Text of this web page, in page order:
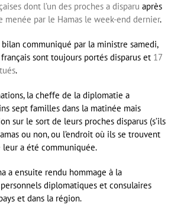
dont l’un des proches a disparu après
menée par le Hamas le week-end dernier.
communiqué par la ministre samedi,
sont toujours portés disparus et 17
.
la cheffe de la diplomatie a
sept familles dans la matinée mais
sur le sort de leurs proches disparus (s’ils
ou non, ou l’endroit où ils se trouvent
a été communiquée.
a ensuite rendu hommage à la
diplomatiques et consulaires
et dans la région.